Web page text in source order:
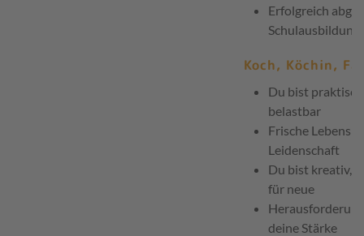
Erfolgreich
Schulausbildung
Koch, Köchin,
Du bist
belastbar
Frische
Leidenschaft
Du bist kreativ,
für neue
deine Stärke